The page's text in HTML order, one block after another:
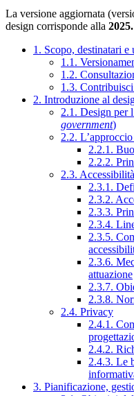
La versione aggiornata
design corrisponde alla
1. Scopo, destinatari
1.1.
1.2.
1.3.
2. Introduzione al
2.1. Design per
government)
2.2.
2.2.1.
2.2.2.
2.3. Accessibilità
2.3.1.
2.3.2.
2.3.3.
2.3.4.
2.3.5.
2.3.6.
attuazione
2.3.7.
2.3.8.
2.4. Privacy
2.4.1.
2.4.2.
2.4.3. Le
3. Pianificazione,